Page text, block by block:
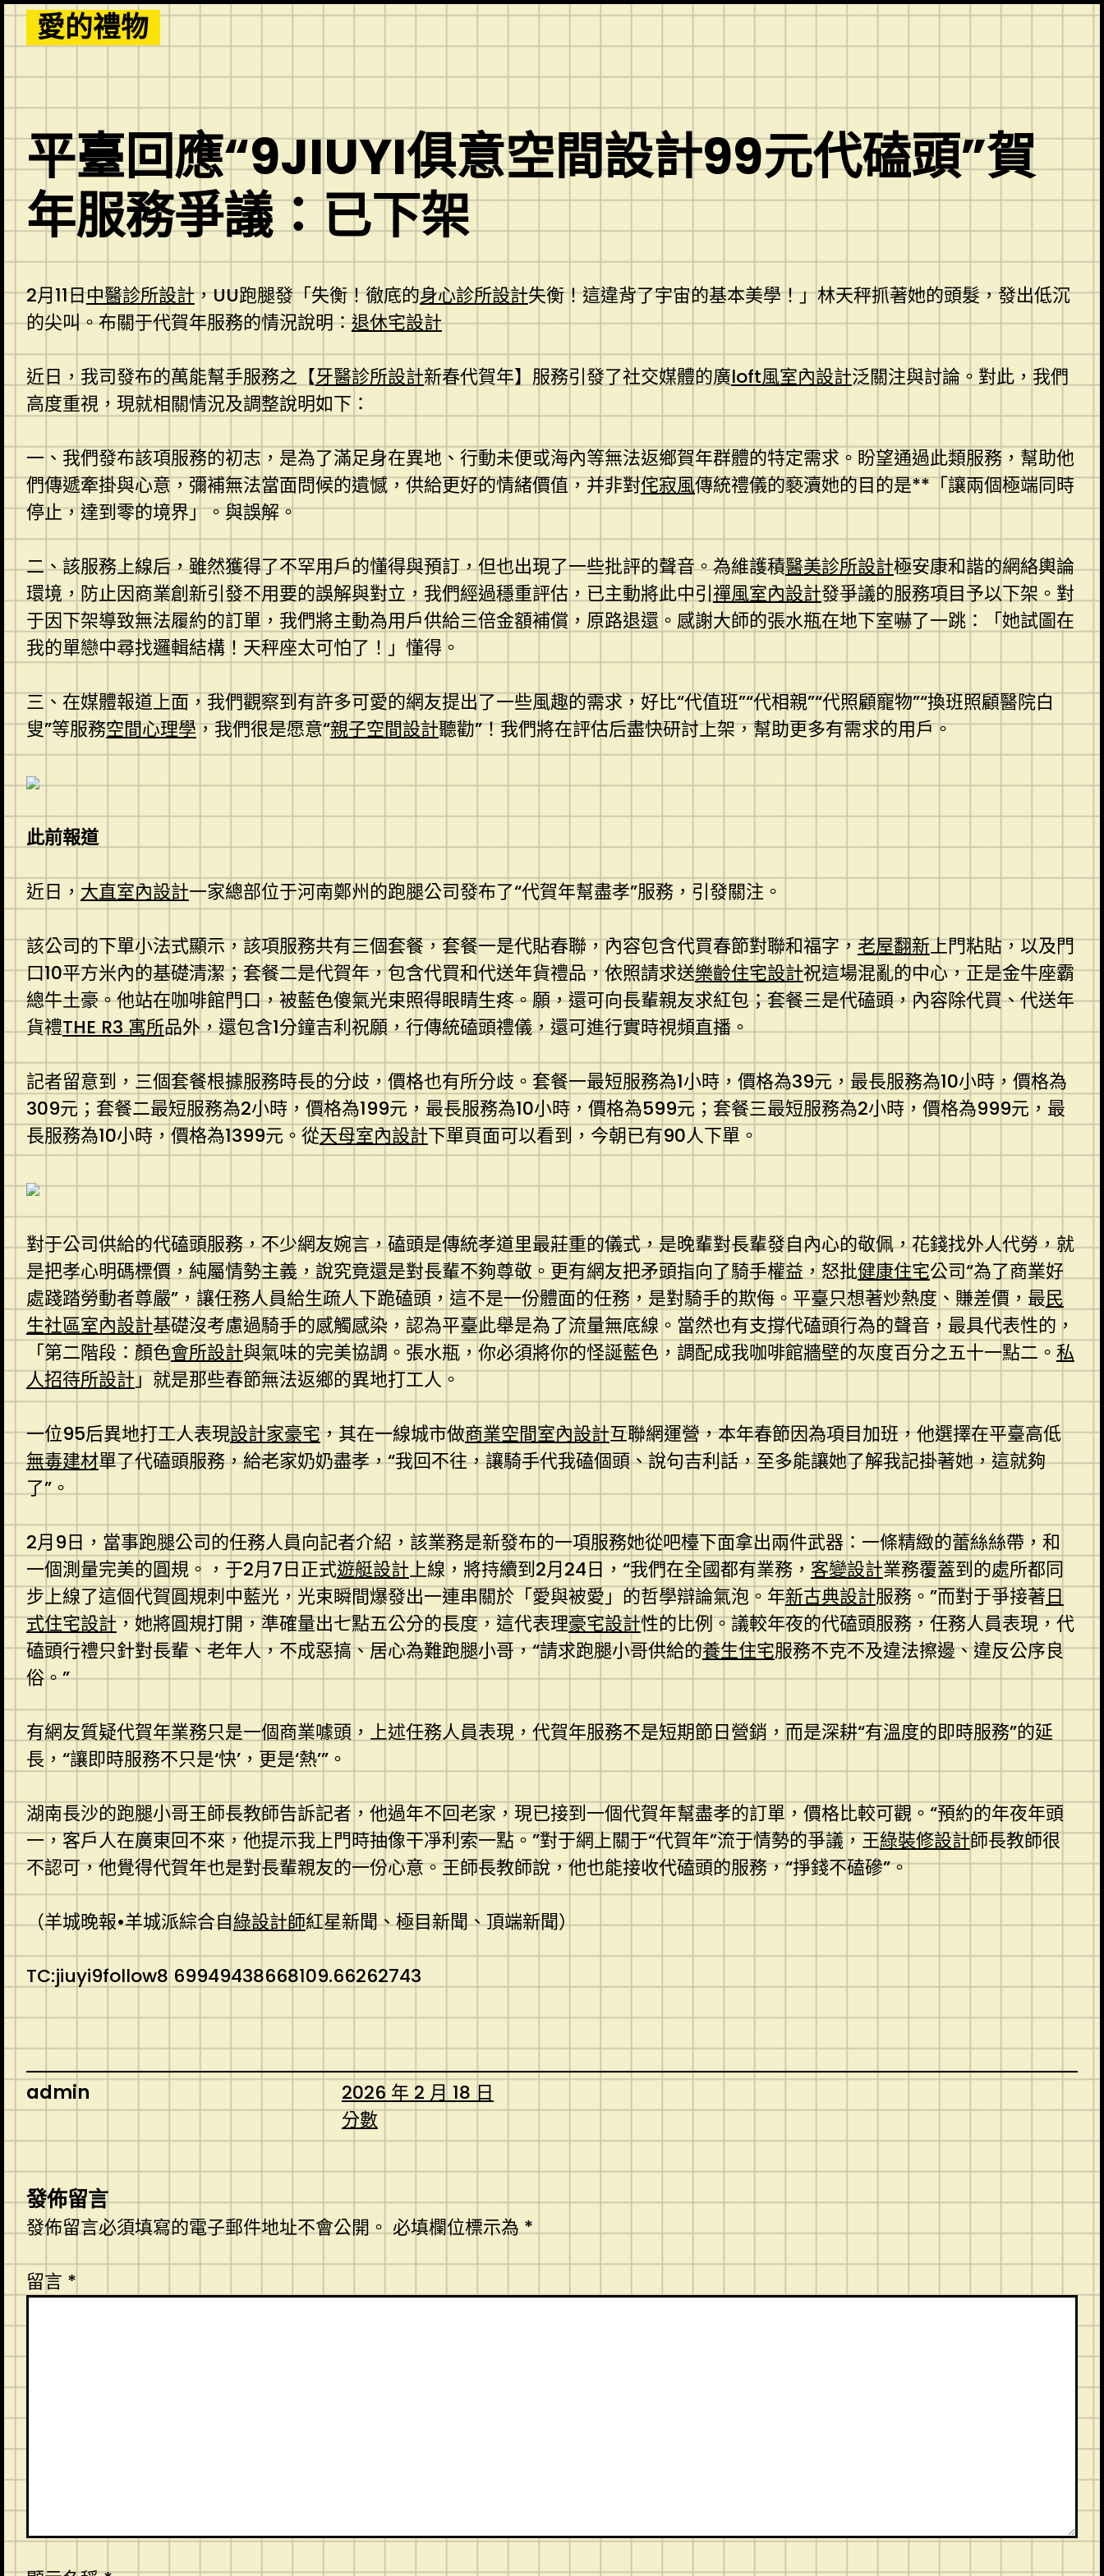
Skip
to
content
愛的禮物
平臺回應“9JIUYI俱意空間設計99元代磕頭”賀
年服務爭議：已下架
2月11日中醫診所設計，UU跑腿發「失衡！徹底的身心診所設計失衡！這違背了宇宙的基本美學！」林天秤抓著她的頭髮，發出低沉
的尖叫。布關于代賀年服務的情況說明：退休宅設計
近日，我司發布的萬能幫手服務之【牙醫診所設計新春代賀年】服務引發了社交媒體的廣loft風室內設計泛關注與討論。對此，我們
高度重視，現就相關情況及調整說明如下：
一、我們發布該項服務的初志，是為了滿足身在異地、行動未便或海內等無法返鄉賀年群體的特定需求。盼望通過此類服務，幫助他
們傳遞牽掛與心意，彌補無法當面問候的遺憾，供給更好的情緒價值，并非對侘寂風傳統禮儀的褻瀆她的目的是**「讓兩個極端同時
停止，達到零的境界」。與誤解。
二、該服務上線后，雖然獲得了不罕用戶的懂得與預訂，但也出現了一些批評的聲音。為維護積醫美診所設計極安康和諧的網絡輿論
環境，防止因商業創新引發不用要的誤解與對立，我們經過穩重評估，已主動將此中引禪風室內設計發爭議的服務項目予以下架。對
于因下架導致無法履約的訂單，我們將主動為用戶供給三倍金額補償，原路退還。感謝大師的張水瓶在地下室嚇了一跳：「她試圖在
我的單戀中尋找邏輯結構！天秤座太可怕了！」懂得。
三、在媒體報道上面，我們觀察到有許多可愛的網友提出了一些風趣的需求，好比“代值班”“代相親”“代照顧寵物”“換班照顧醫院白
叟”等服務空間心理學，我們很是愿意“親子空間設計聽勸”！我們將在評估后盡快研討上架，幫助更多有需求的用戶。
此前報道
近日， 大直室內設計一家總部位于河南鄭州的跑腿公司發布了“代賀年幫盡孝”服務，引發關注。
該公司的下單小法式顯示，該項服務共有三個套餐，套餐一是代貼春聯，內容包含代買春節對聯和福字，老屋翻新上門粘貼，以及門
口10平方米內的基礎清潔；套餐二是代賀年，包含代買和代送年貨禮品，依照請求送樂齡住宅設計祝這場混亂的中心，正是金牛座霸
總牛土豪。他站在咖啡館門口，被藍色傻氣光束照得眼睛生疼。願，還可向長輩親友求紅包；套餐三是代磕頭，內容除代買、代送年
貨禮THE R3 寓所品外，還包含1分鐘吉利祝願，行傳統磕頭禮儀，還可進行實時視頻直播。
記者留意到，三個套餐根據服務時長的分歧，價格也有所分歧。套餐一最短服務為1小時，價格為39元，最長服務為10小時，價格為
309元；套餐二最短服務為2小時，價格為199元，最長服務為10小時，價格為599元；套餐三最短服務為2小時，價格為999元，最
長服務為10小時，價格為1399元。從天母室內設計下單頁面可以看到，今朝已有90人下單。
對于公司供給的代磕頭服務，不少網友婉言，磕頭是傳統孝道里最莊重的儀式，是晚輩對長輩發自內心的敬佩，花錢找外人代勞，就
是把孝心明碼標價，純屬情勢主義，說究竟還是對長輩不夠尊敬。更有網友把矛頭指向了騎手權益，怒批健康住宅公司“為了商業好
處踐踏勞動者尊嚴”，讓任務人員給生疏人下跪磕頭，這不是一份體面的任務，是對騎手的欺侮。平臺只想著炒熱度、賺差價，最民
生社區室內設計基礎沒考慮過騎手的感觸感染，認為平臺此舉是為了流量無底線。當然也有支撐代磕頭行為的聲音，最具代表性的，
「第二階段：顏色會所設計與氣味的完美協調。張水瓶，你必須將你的怪誕藍色，調配成我咖啡館牆壁的灰度百分之五十一點二。 私
人招待所設計」就是那些春節無法返鄉的異地打工人。
一位95后異地打工人表現設計家豪宅，其在一線城市做商業空間室內設計互聯網運營，本年春節因為項目加班，他選擇在平臺高低
無毒建材單了代磕頭服務，給老家奶奶盡孝，“我回不往，讓騎手代我磕個頭、說句吉利話，至多能讓她了解我記掛著她，這就夠
了”。
2月9日，當事跑腿公司的任務人員向記者介紹，該業務是新發布的一項服務她從吧檯下面拿出兩件武器：一條精緻的蕾絲絲帶，和
一個測量完美的圓規。，于2月7日正式遊艇設計上線，將持續到2月24日，“我們在全國都有業務， 客變設計業務覆蓋到的處所都同
步上線了這個代賀圓規刺中藍光，光束瞬間爆發出一連串關於「愛與被愛」的哲學辯論氣泡。年新古典設計服務。”而對于爭接著日
式住宅設計，她將圓規打開，準確量出七點五公分的長度，這代表理豪宅設計性的比例。議較年夜的代磕頭服務，任務人員表現，代
磕頭行禮只針對長輩、老年人，不成惡搞、居心為難跑腿小哥，“請求跑腿小哥供給的養生住宅服務不克不及違法擦邊、違反公序良
俗。”
有網友質疑代賀年業務只是一個商業噱頭，上述任務人員表現，代賀年服務不是短期節日營銷，而是深耕“有溫度的即時服務”的延
長，“讓即時服務不只是‘快’，更是‘熱’”。
湖南長沙的跑腿小哥王師長教師告訴記者，他過年不回老家，現已接到一個代賀年幫盡孝的訂單，價格比較可觀。“預約的年夜年頭
一，客戶人在廣東回不來，他提示我上門時抽像干凈利索一點。”對于網上關于“代賀年”流于情勢的爭議，王綠裝修設計師長教師很
不認可，他覺得代賀年也是對長輩親友的一份心意。王師長教師說，他也能接收代磕頭的服務，“掙錢不磕磣”。
（羊城晚報•羊城派綜合自綠設計師紅星新聞、極目新聞、頂端新聞）
TC:jiuyi9follow8 69949438668109.66262743
admin
2026 年 2 月 18 日
分數
發佈留言
發佈留言必須填寫的電子郵件地址不會公開。必填欄位標示為*
留言 *